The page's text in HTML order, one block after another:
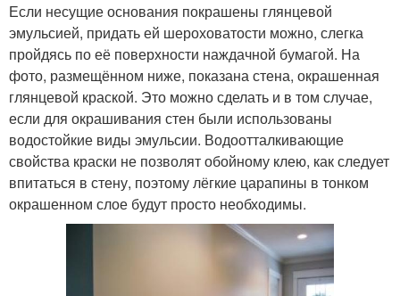
Если несущие основания покрашены глянцевой
эмульсией, придать ей шероховатости можно, слегка
пройдясь по её поверхности наждачной бумагой. На
фото, размещённом ниже, показана стена, окрашенная
глянцевой краской. Это можно сделать и в том случае,
если для окрашивания стен были использованы
водостойкие виды эмульсии. Водоотталкивающие
свойства краски не позволят обойному клею, как следует
впитаться в стену, поэтому лёгкие царапины в тонком
окрашенном слое будут просто необходимы.